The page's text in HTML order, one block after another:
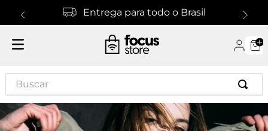
Entrega para todo o Brasil
Buscar